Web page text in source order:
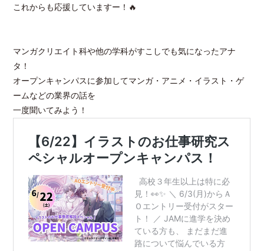
これからも応援していますー！🔥
マンガクリエイト科や他の学科がすこしでも気になったアナ
タ！
オープンキャンパスに参加してマンガ・アニメ・イラスト・ゲ
ームなどの業界の話を
一度聞いてみよう！